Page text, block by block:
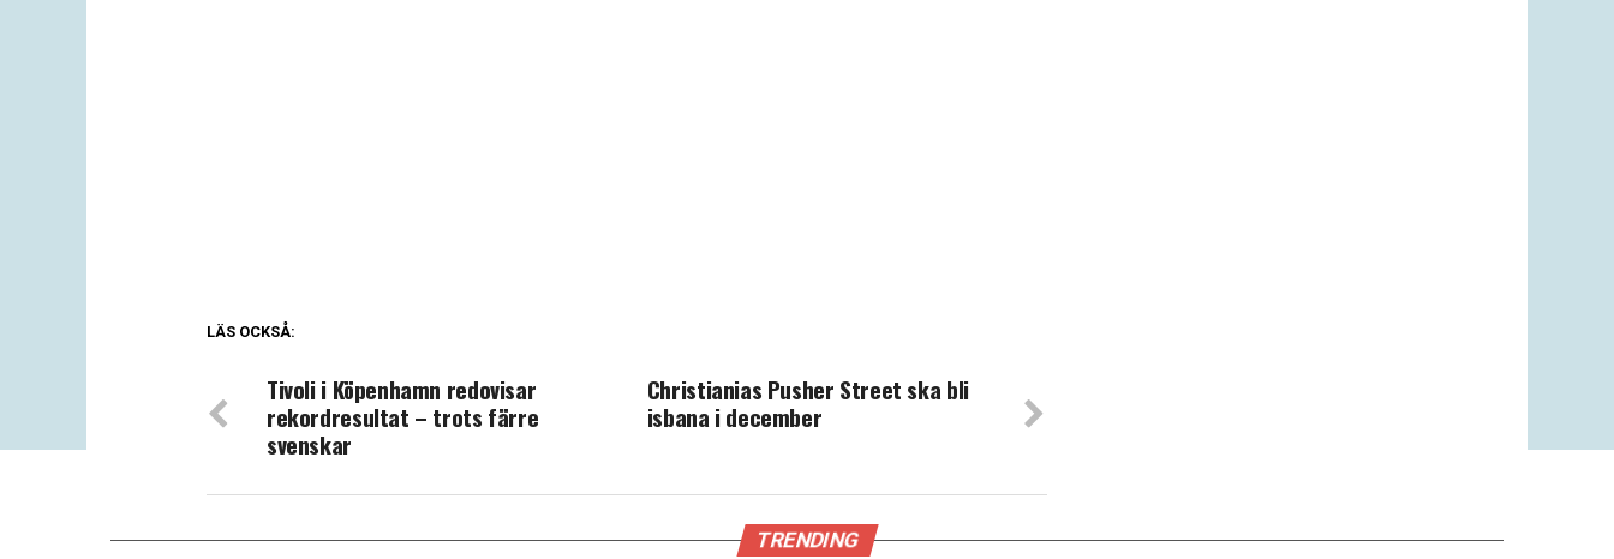
LÄS OCKSÅ:
Christianias Pusher Street ska bli
isbana i december
Tivoli i Köpenhamn redovisar
rekordresultat – trots färre
svenskar
TRENDING